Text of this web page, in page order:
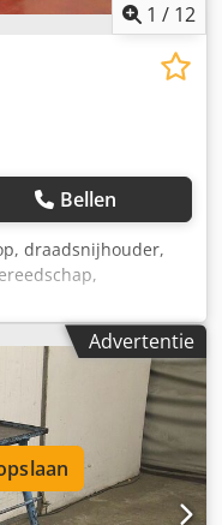
1 / 12
Bellen
draadsnijhouder,
zelfopenende
A No 3d L485
1 stuk - Maat: Ø 24
compleet -
mm - Gewicht: 8,5 kg
Advertentie